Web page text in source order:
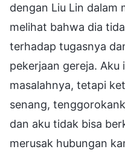
dengan Liu Lin dalam
melihat bahwa dia
terhadap tugasnya
pekerjaan gereja. Aku
masalahnya, tetapi
senang,
dan aku tidak bisa
merusak hubungan